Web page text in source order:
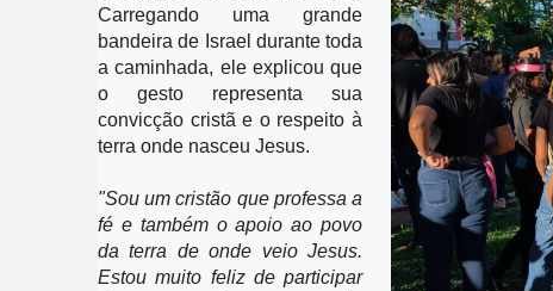
Carregando uma grande
bandeira de Israel durante toda
a caminhada, ele explicou que
o gesto representa sua
convicção cristã e o respeito à
terra onde nasceu Jesus.
"Sou um cristão que professa a
fé e também o apoio ao povo
da terra de onde veio Jesus.
Estou muito feliz de participar